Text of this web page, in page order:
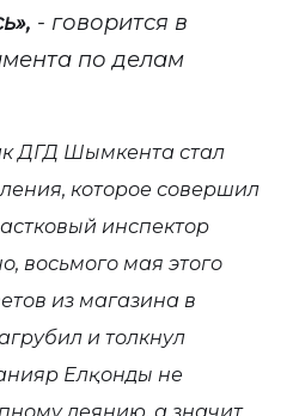
- говорится в
по делам
ДГД Шымкента стал
которое совершил
ый инспектор
восьмого мая этого
из магазина в
и толкнул
Елқонды не